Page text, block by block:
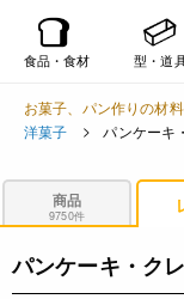
食品・食材 型・道
お菓子、パン作りの材
洋菓子
パンケーキ
商品
9750件
パンケーキ・ク